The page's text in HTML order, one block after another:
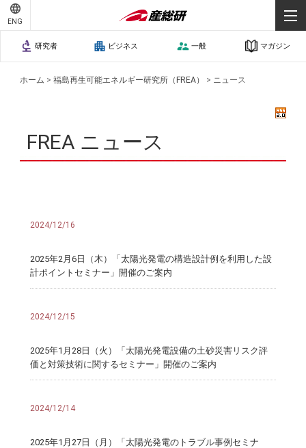
ENG
研究者 ビジネス 一般 マガジン
ホーム >福島再生可能エネルギー研究所（FREA） > ニュース
FREA ニュース
2024/12/16
2025年2月6日（木）「太陽光発電の構造設計例を利用した設
計ポイントセミナー」開催のご案内
2024/12/15
2025年1月28日（火）「太陽光発電設備の土砂災害リスク評
価と対策技術に関するセミナー」開催のご案内
2024/12/14
2025年1月27日（月）「太陽光発電のトラブル事例セミナ